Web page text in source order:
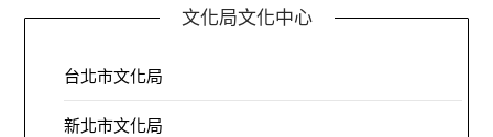
文化局文化中心
台北市文化局
新北市文化局